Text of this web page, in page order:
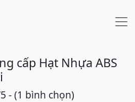
cấp Hạt Nhựa ABS
- (1 bình chọn)